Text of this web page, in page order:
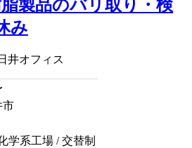
脂製品のバリ取り・検
み
井オフィス
市
学系工場 / 交替制